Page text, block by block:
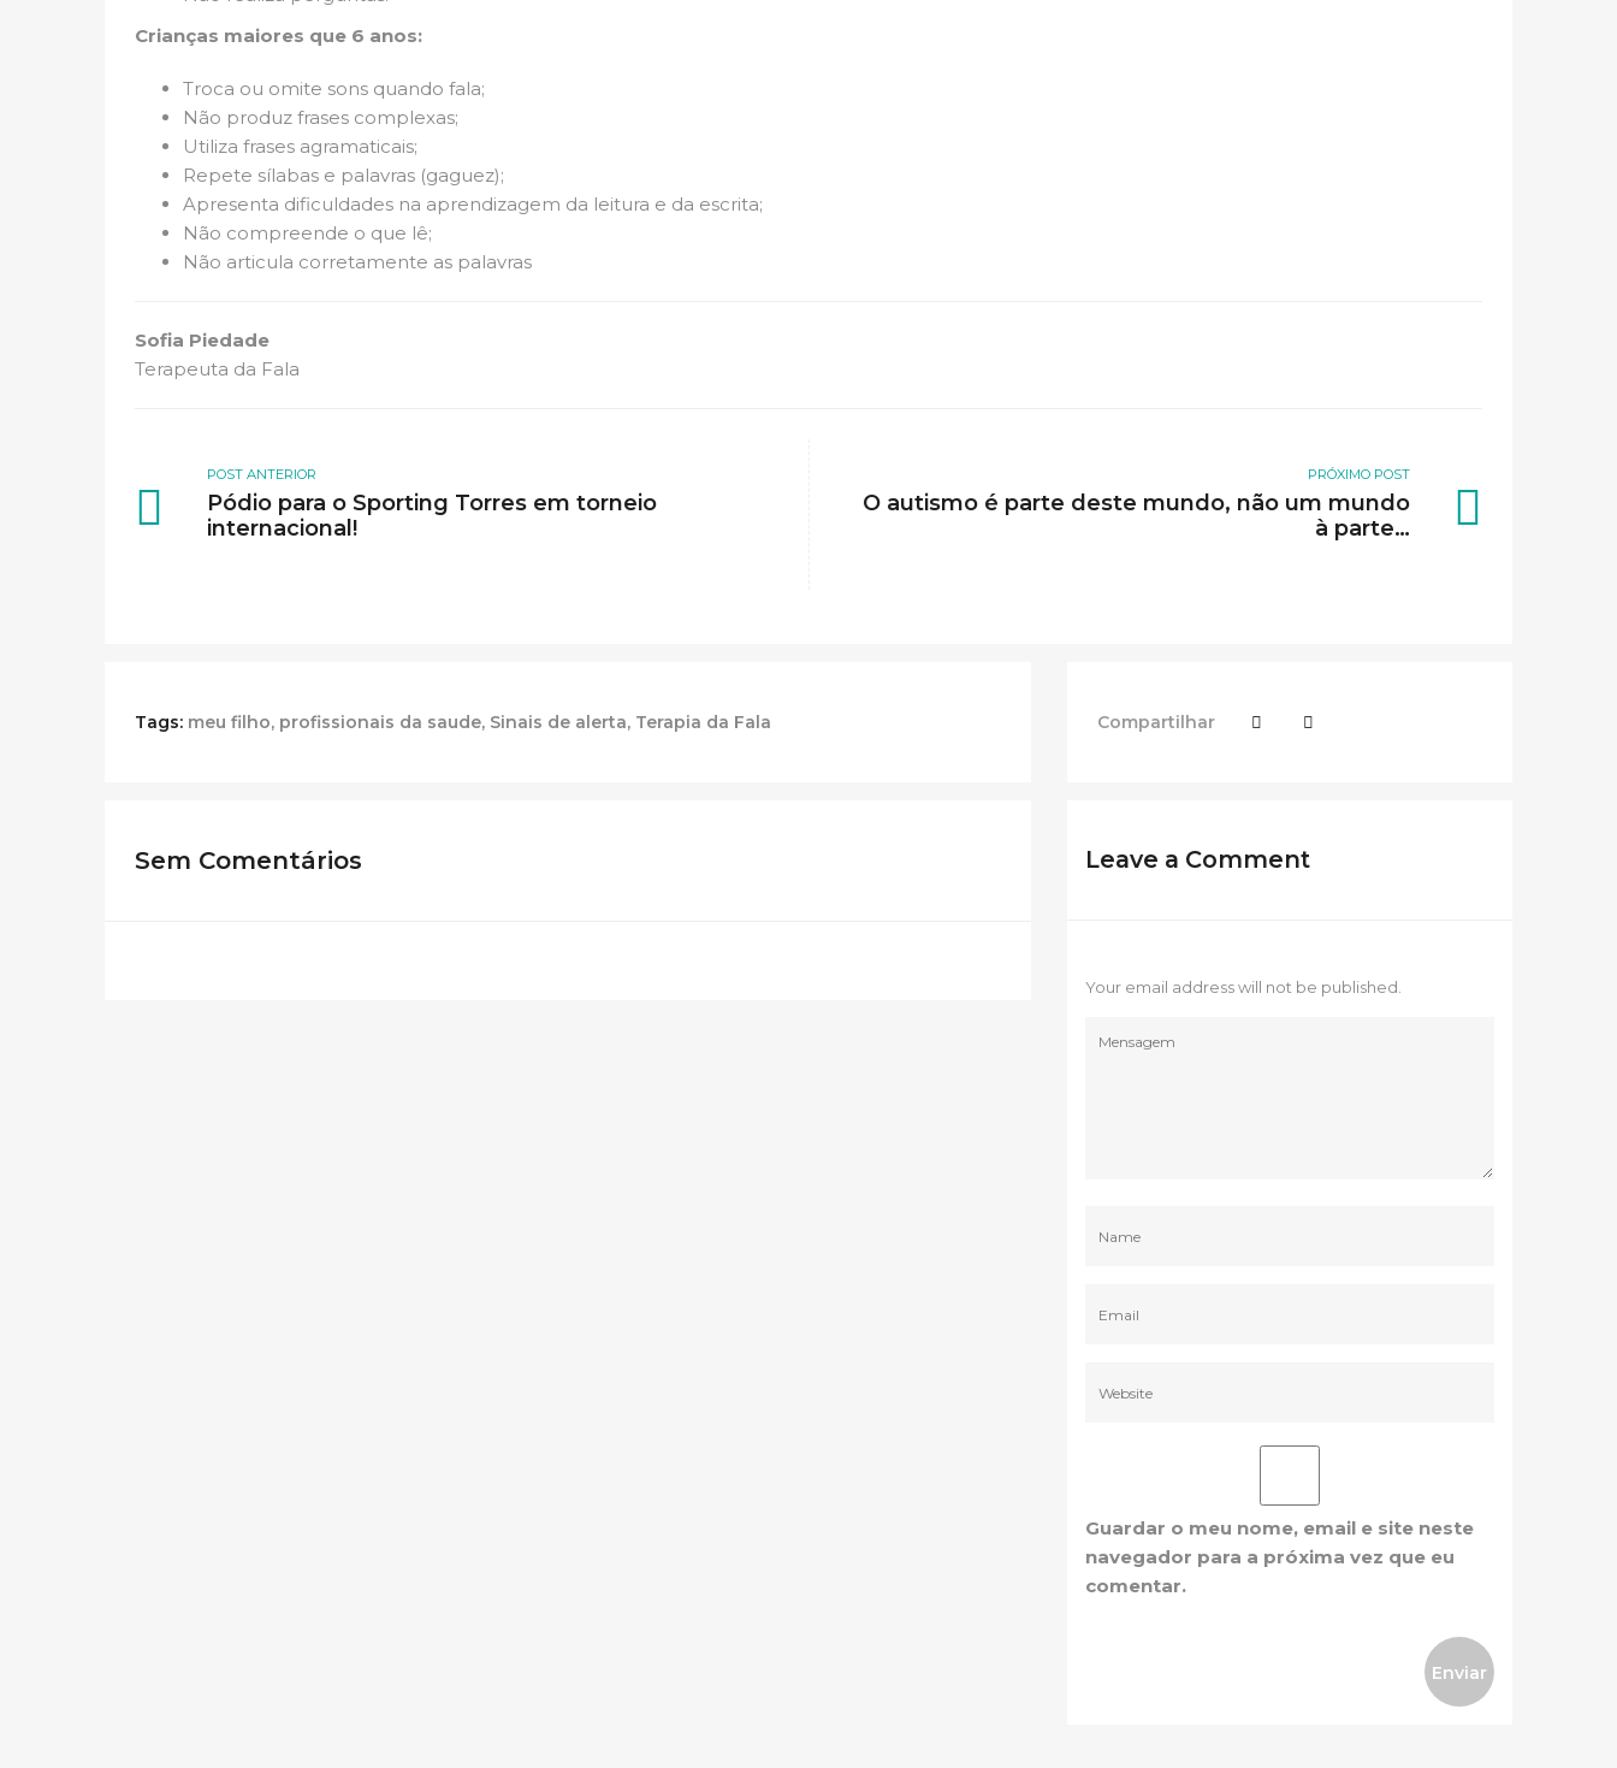
Crianças maiores que 6 anos:
Troca ou omite sons quando fala;
Não produz frases complexas;
Utiliza frases agramaticais;
Repete sílabas e palavras (gaguez);
Apresenta dificuldades na aprendizagem da leitura e da escrita;
Não compreende o que lê;
Não articula corretamente as palavras
Sofia Piedade
Terapeuta da Fala
POST ANTERIOR
Pódio para o Sporting Torres em torneio
internacional!
PRÓXIMO POST
O autismo é parte deste mundo, não um mundo
à parte…
Tags: meu filho, profissionais da saude, Sinais de alerta, Terapia da Fala Compartilhar
Sem Comentários Leave a Comment
Your email address will not be published.
Guardar o meu nome, email e site neste
navegador para a próxima vez que eu
comentar.